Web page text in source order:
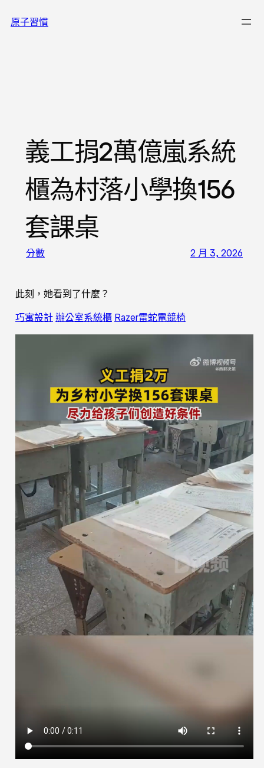
至原子習慣
義工捐2萬億嵐系統
櫃為村落小學換156
套課桌
分數 2 月 3, 2026
此刻，她看到了什麼？
巧寓設計 辦公室系統櫃 Razer雷蛇電競椅